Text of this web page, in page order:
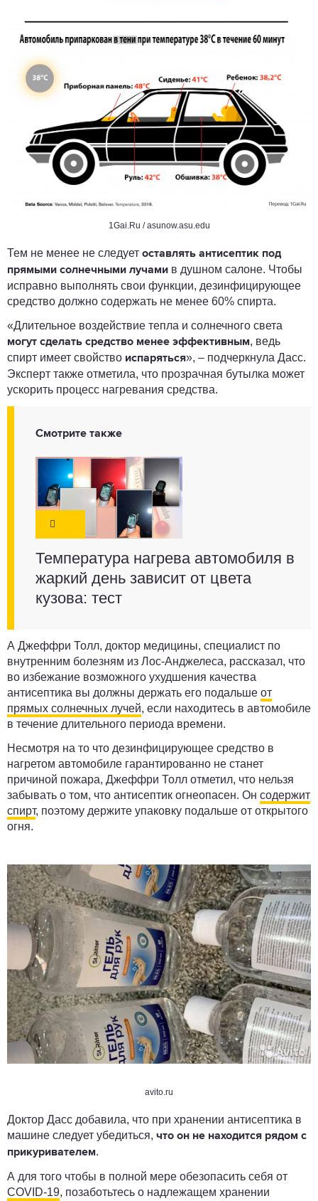
1Gai.Ru / asunow.asu.edu
Тем не менее не следует оставлять антисептик под
прямыми солнечными лучами в душном салоне. Чтобы
исправно выполнять свои функции, дезинфицирующее
средство должно содержать не менее 60% спирта.
«Длительное воздействие тепла и солнечного света
могут сделать средство менее эффективным, ведь
спирт имеет свойство испаряться», – подчеркнула Дасс.
Эксперт также отметила, что прозрачная бутылка может
ускорить процесс нагревания средства.
Смотрите также
Температура нагрева автомобиля в
жаркий день зависит от цвета
кузова: тест
А Джеффри Толл, доктор медицины, специалист по
внутренним болезням из Лос-Анджелеса, рассказал, что
во избежание возможного ухудшения качества
антисептика вы должны держать его подальше от
прямых солнечных лучей, если находитесь в автомобиле
в течение длительного периода времени.
Несмотря на то что дезинфицирующее средство в
нагретом автомобиле гарантированно не станет
причиной пожара, Джеффри Толл отметил, что нельзя
забывать о том, что антисептик огнеопасен. Он содержит
спирт, поэтому держите упаковку подальше от открытого
огня.
avito.ru
Доктор Дасс добавила, что при хранении антисептика в
машине следует убедиться, что он не находится рядом с
прикуривателем.
А для того чтобы в полной мере обезопасить себя от
COVID-19, позаботьтесь о надлежащем хранении